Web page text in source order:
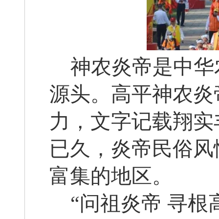
神农炎帝是中
源头。高平神农炎
力，文字记载翔
已久，炎帝民俗
富集的地区。
“问祖炎帝 寻根